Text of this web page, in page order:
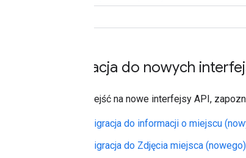
Migracja do nowych
Aby przejść na nowe interfejsy API,
Migracja do informacji o miejscu
Migracja do Zdjęcia miejsca (nowego)